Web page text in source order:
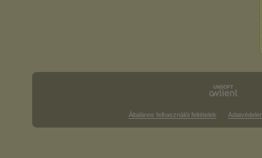
Általános felhasználói feltételek